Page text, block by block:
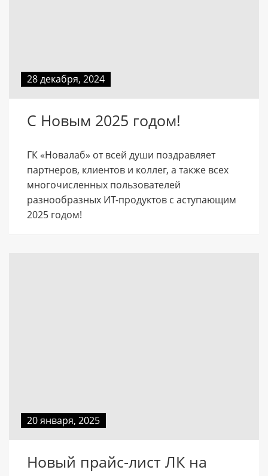
28 декабря, 2024
С Новым 2025 годом!
ГК «Новалаб» от всей души поздравляет
партнеров, клиентов и коллег, а также всех
многочисленных пользователей
разнообразных ИТ-продуктов с аступающим
2025 годом!
20 января, 2025
Новый прайс-лист ЛК на